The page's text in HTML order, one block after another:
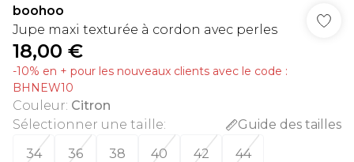
boohoo
Jupe maxi texturée à cordon avec perles
18,00 €
-10% en + pour les nouveaux clients avec le code :
BHNEW10
Couleur: Citron
Sélectionner une taille:
Guide des tailles
34
36 38 40 42 44